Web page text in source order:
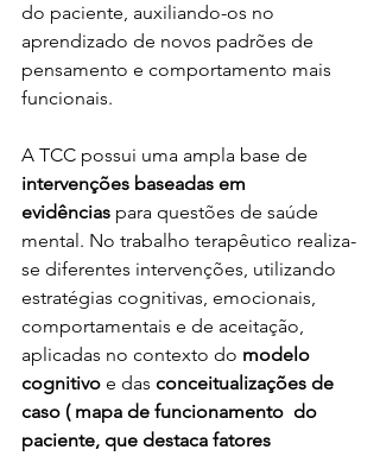
do paciente, auxiliando-os no
aprendizado de novos padrões de
pensamento e comportamento mais
funcionais.
A TCC possui uma ampla base de
intervenções baseadas em
evidências para questões de saúde
mental. No trabalho terapêutico realiza-
se diferentes intervenções, utilizando
estratégias cognitivas, emocionais,
comportamentais e de aceitação,
aplicadas no contexto do modelo
cognitivo e das conceitualizações de
caso ( mapa de funcionamento  do
paciente, que destaca fatores